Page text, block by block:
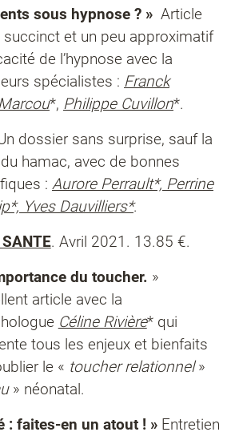
sous hypnose ? » Article
succinct et un peu approximatif
de l’hypnose avec la
spécialistes : Franck
*, Philippe Cuvillon*.
dossier sans surprise, sauf la
hamac, avec de bonnes
: Aurore Perrault*, Perrine
Yves Dauvilliers*.
. Avril 2021. 13.85 €.
du toucher. »
article avec la
Céline Rivière* qui
tous les enjeux et bienfaits
le « toucher relationnel»
» néonatal.
: faites-en un atout ! » Entretien